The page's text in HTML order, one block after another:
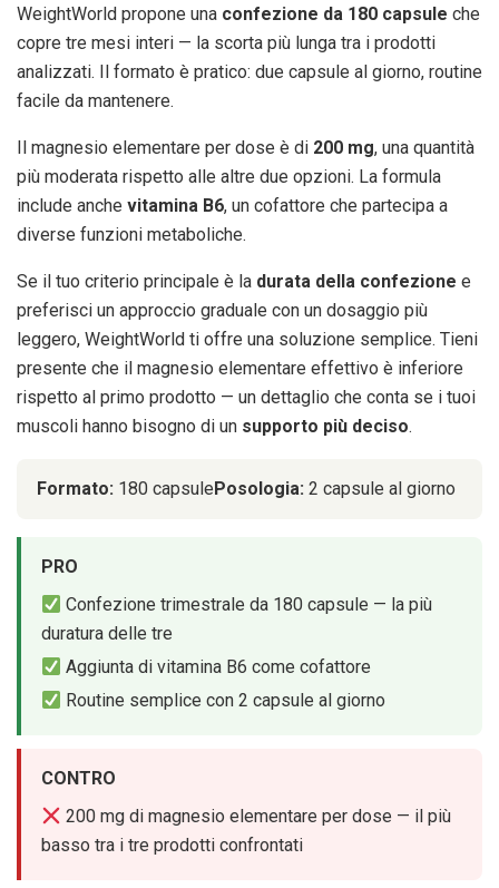
WeightWorld propone una confezione da 180 capsule che
copre tre mesi interi — la scorta più lunga tra i prodotti
analizzati. Il formato è pratico: due capsule al giorno, routine
facile da mantenere.
Il magnesio elementare per dose è di 200 mg, una quantità
più moderata rispetto alle altre due opzioni. La formula
include anche vitamina B6, un cofattore che partecipa a
diverse funzioni metaboliche.
Se il tuo criterio principale è la durata della confezione e
preferisci un approccio graduale con un dosaggio più
leggero, WeightWorld ti offre una soluzione semplice. Tieni
presente che il magnesio elementare effettivo è inferiore
rispetto al primo prodotto — un dettaglio che conta se i tuoi
muscoli hanno bisogno di un supporto più deciso.
Formato: 180 capsule Posologia: 2 capsule al giorno
PRO
Confezione trimestrale da 180 capsule — la più
duratura delle tre
Aggiunta di vitamina B6 come cofattore
Routine semplice con 2 capsule al giorno
CONTRO
200 mg di magnesio elementare per dose — il più
basso tra i tre prodotti confrontati